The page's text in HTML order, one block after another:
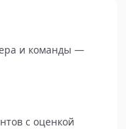
и команды —
с оценкой